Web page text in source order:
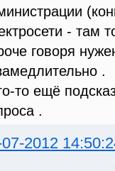
- там
говоря
.
то ещё
.
2012